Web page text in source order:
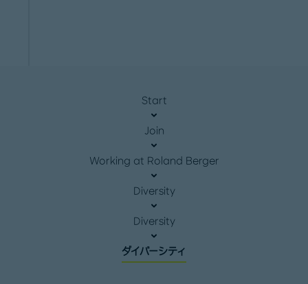
Start
Join
Working at Roland Berger
Diversity
Diversity
ダイバーシティ